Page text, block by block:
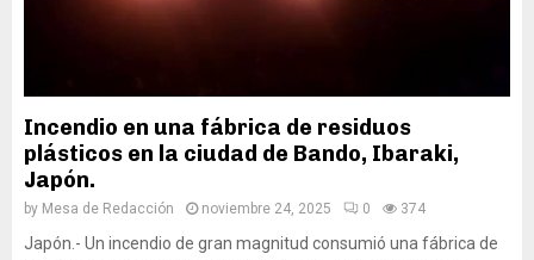
Incendio en una fábrica de residuos
plásticos en la ciudad de Bando, Ibaraki,
Japón.
by Mesa de Redacción noviembre 24, 2025 0 374
Japón.- Un incendio de gran magnitud consumió una fábrica de